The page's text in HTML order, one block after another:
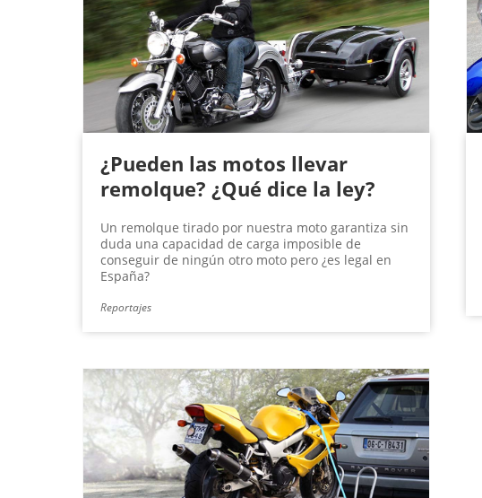
¿Pueden las motos llevar
remolque? ¿Qué dice la ley?
Un remolque tirado por nuestra moto garantiza sin
duda una capacidad de carga imposible de
conseguir de ningún otro moto pero ¿es legal en
España?
Reportajes